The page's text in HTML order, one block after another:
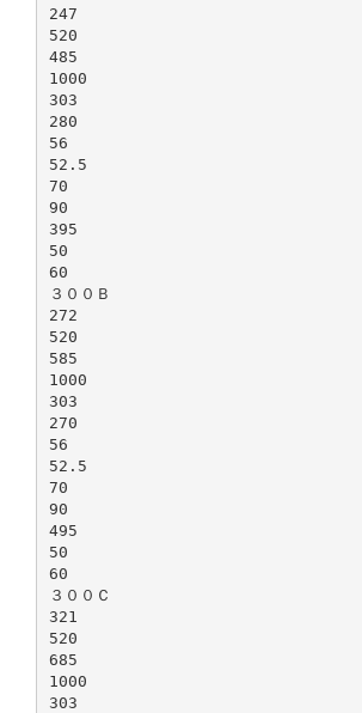
247
520
485
1000
303
280
56
52.5
70
90
395
50
60
３００Ｂ
272
520
585
1000
303
270
56
52.5
70
90
495
50
60
３００Ｃ
321
520
685
1000
303